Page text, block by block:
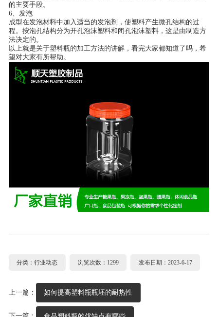
的主要手段。
6、发泡
成型在发泡材料中加入适当的发泡剂，使塑料产生微孔结构的过
程。按泡孔结构分为开孔泡沫塑料和闭孔泡沫塑料，这是由制造方
法决定的。
以上就是关于塑料瓶的加工方法的讲解，看完大家都知道了吗，希
望对大家有所帮助。
分类：行业动态 浏览次数：1299 发布日期：2023-6-17
上一篇： 如何提高塑料瓶瓶坯的耐热性